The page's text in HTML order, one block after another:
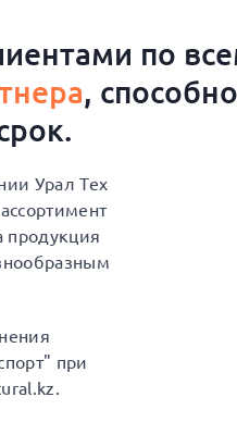
по
,
Урал Тех
продукция
при